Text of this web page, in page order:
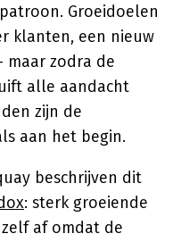
Groeidoelen
klanten, een nieuw
zodra de
alle aandacht
zijn de
aan het begin.
beschrijven dit
: sterk groeiende
af omdat de